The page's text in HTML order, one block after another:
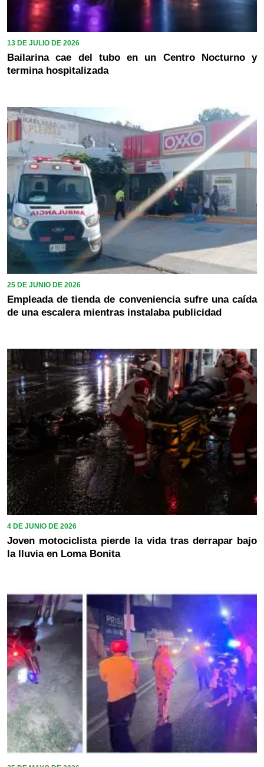
13 DE JULIO DE 2026
Bailarina cae del tubo en un Centro Nocturno y
termina hospitalizada
25 DE JUNIO DE 2026
Empleada de tienda de conveniencia sufre una caída
de una escalera mientras instalaba publicidad
4 DE JUNIO DE 2026
Joven motociclista pierde la vida tras derrapar bajo
la lluvia en Loma Bonita